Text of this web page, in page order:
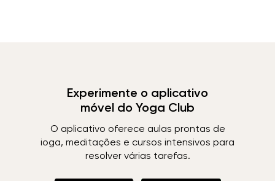
Experimente o aplicativo
móvel do Yoga Club
O aplicativo oferece aulas prontas de
ioga, meditações e cursos intensivos para
resolver várias tarefas.